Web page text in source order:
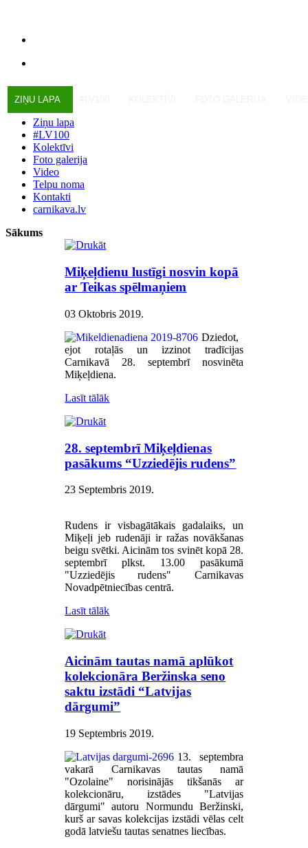
ZIŅU LAPA
Ziņu lapa
#LV100
Kolektīvi
Foto galerija
Video
Telpu noma
Kontakti
carnikava.lv
Sākums
Miķeļdienu lustīgi nosvin kopā
ar Teikas spēlmaņiem
03 Oktobris 2019.
Dziedot,
ejot rotaļās un izzinot tradīcijas
Carnikavā 28. septembrī nosvinēta
Miķeļdiena.
Lasīt tālāk
28. septembrī Miķeļdienas
pasākums “Uzziedējis rudens”
23 Septembris 2019.
Rudens ir visbagātākais gadalaiks, un
Miķeļi jeb rudenāji ir ražas novākšanas
beigu svētki. Aicinām tos svinēt kopā 28.
septembrī plkst. 13.00 pasākumā
"Uzziedējis rudens" Carnikavas
Novadpētniecības centrā.
Lasīt tālāk
Aicinām tautas namā aplūkot
kolekcionāra Beržinska seno
saktu izstādi “Latvijas
dārgumi”
19 Septembris 2019.
13. septembra
vakarā Carnikavas tautas namā
"Ozolaine" norisinājās tikšanās ar
kolekcionāru, izstādes "Latvijas
dārgumi" autoru Normundu Beržinski,
kurš ar savas kolekcijas izstādi vēlas celt
godā latviešu tautas senatnes liecības.